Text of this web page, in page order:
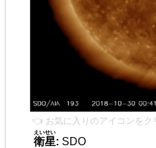
👈 お気に入りのアイコンをク
衛星
えいせい
: SDO